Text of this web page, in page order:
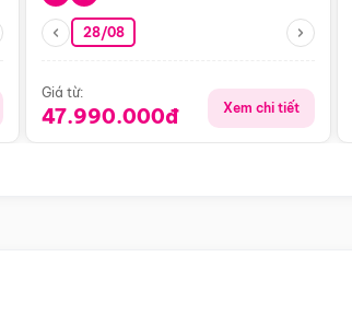
28/08
Giá từ:
47.990.000đ Xem chi tiết